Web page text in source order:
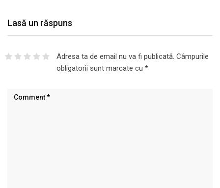
Lasă un răspuns
Adresa ta de email nu va fi publicată. Câmpurile
obligatorii sunt marcate cu *